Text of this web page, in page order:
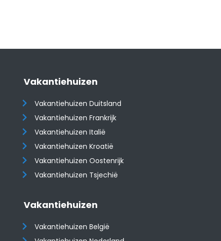
Vakantiehuizen
Vakantiehuizen Duitsland
Vakantiehuizen Frankrijk
Vakantiehuizen Italië
Vakantiehuizen Kroatië
​​​​​​​Vakantiehuizen Oostenrijk
Vakantiehuizen Tsjechië
Vakantiehuizen
Vakantiehuizen België